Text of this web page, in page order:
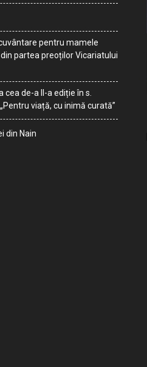
pentru mamele
partea preoților Vicariatului
cea de-a II-a ediție în s.
viață, cu inimă curată”
din Nain